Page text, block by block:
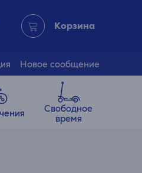
Корзина
Новое сообщение
Свободное
время